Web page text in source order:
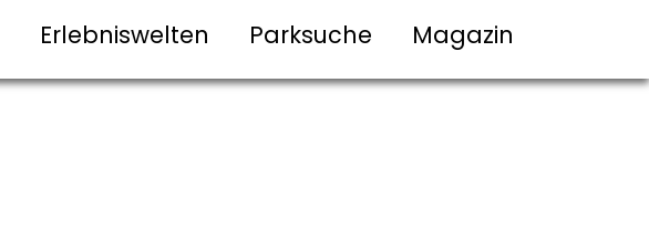
Erlebniswelten Parksuche Magazin